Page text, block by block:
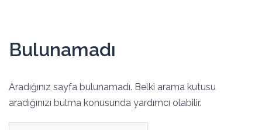
Bulunamadı
Aradığınız sayfa bulunamadı. Belki arama kutusu
aradığınızı bulma konusunda yardımcı olabilir.